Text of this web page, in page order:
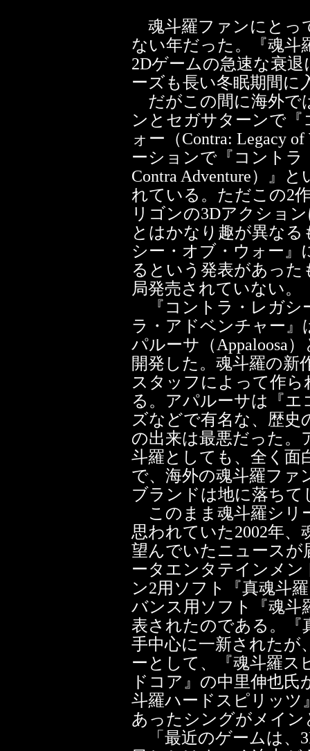
魂斗羅ファンにとっ
ない年だった。『魂斗
2Dゲームの急速な衰
ーズも長い冬眠期間に
だがこの間に海外で
ンとセガサターンで
ォー（Contra: Legacy
ーションで『コントラ
Contra Adventure）』
れている。ただこの2
リゴンの3Dアクショ
とはかなり趣が異な
シー・オブ・ウォー』
るという発表があった
局発売されていない。
『コントラ・レガシ
ラ・アドベンチャー
パルーサ（Appaloosa
開発した。魂斗羅の新
スタッフによって作
る。アパルーサは『
ズなどで有名な、歴史
の出来は最悪だった。
斗羅としても、全く面
で、海外の魂斗羅ファ
ブランドは地に落ちて
このまま魂斗羅シリ
思われていた2002年
望んでいたニュースが
ータエンタテインメ
ン2用ソフト『真魂斗
バンス用ソフト『魂斗
表されたのである。『
手中心に一新されたが
ーとして、『魂斗羅ス
ドコア』の中里伸也
斗羅ハードスピリッツ
あったシングがメイ
「最近のゲームは、